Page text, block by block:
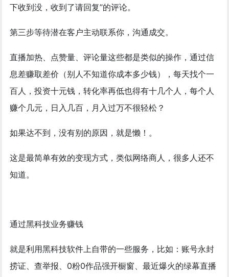
下收到没，收到了请回复”的评论。
第三步等待潜在客户主动联系你，沟通成交。
直播加热、点赞量、评论量这些都是类似的操作，通过信
息差赚取差价（别人不知道你成本多少钱），每天找个一
百人，投资十元钱，转化率再低也得有十几个人，每个人
赚个几元，日入几百，月入过万不很轻松？
如果达不到，没有别的原因，就是懒！。
这是最简单有效的变现方式，类似网络商人，很多人还不
知道。
通过黑科技业务赚钱
就是利用黑科技软件上自带的一些服务，比如：账号永封
捞证、查举报、0粉0作品强开橱窗、最近爆火的绿幕直播